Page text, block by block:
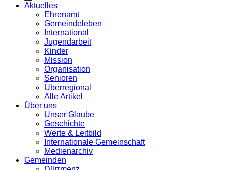
Aktuelles
Ehrenamt
Gemeindeleben
International
Jugendarbeit
Kinder
Mission
Organisation
Senioren
Überregional
Alle Artikel
Über uns
Unser Glaube
Geschichte
Werte & Leitbild
Internationale Gemeinschaft
Medienarchiv
Gemeinden